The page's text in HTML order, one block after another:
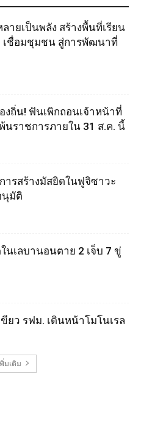
ายเป็นพลัง สร้างพื้นที่เรียน
เชื่อมชุมชน สู่การพัฒนาที่
งถิ่น! ฟันเพิกถอนเจ้าหน้าที่
นราชการภายใน 31 ส.ค. นี้
รสร้างมัสยิดในฟูจิซาวะ
นุมัติ
นเลบานอนตาย 2 เจ็บ 7 ขู่
ยว รฟม. เดินหน้าโมโนเรล
มเติม